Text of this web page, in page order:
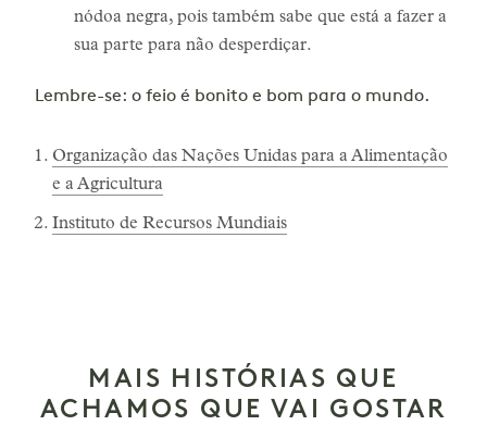
nódoa negra, pois também sabe que está a fazer a
sua parte para não desperdiçar.
Lembre-se: o feio é bonito e bom para o mundo.
Organização das Nações Unidas para a Alimentação
e a Agricultura
Instituto de Recursos Mundiais
MAIS HISTÓRIAS QUE
ACHAMOS QUE VAI GOSTAR